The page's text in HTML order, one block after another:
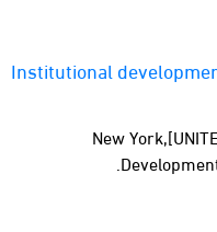
Institutional
New